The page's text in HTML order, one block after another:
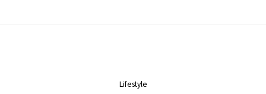
Lifestyle